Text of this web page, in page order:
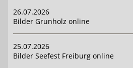
26.07.2026
Bilder Grunholz online
25.07.2026
Bilder Seefest Freiburg online